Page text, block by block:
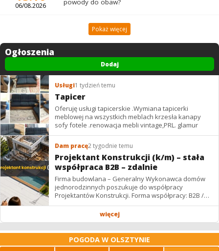
06/08.2026
powody do obaw?
Pokaż więcej
Ogłoszenia
Dodaj
Usługi1 tydzień temu
Tapicer
Oferuję usługi tapicerskie .Wymiana tapicerki
meblowej na wszystkich meblach krzesła kanapy
sofy fotele .renowacja mebli vintage,PRL. glamur
Dam pracę2 tygodnie temu
Projektant Konstrukcji (k/m) – stała
współpraca B2B – zdalnie
Firma budowlana – Generalny Wykonawca domów
jednorodzinnych poszukuje do współpracy
Projektantów Konstrukcji. Forma współpracy: B2B /
podwykonawstwo – zdalnie. Wynagrodzenie: ✔
więcej
POGODA W OLSZTYNIE